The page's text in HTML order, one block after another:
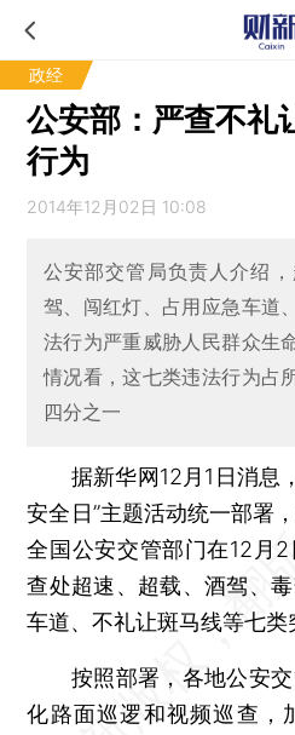
政经
公安部：严查不礼
行为
2014年12月02日 10:08
公安部交管局负责人介绍
驾、闯红灯、占用应急车道
法行为严重威胁人民群众生
情况看，这七类违法行为占
四分之一
据新华网12月1日消息
安全日”主题活动统一部署
全国公安交管部门在12月
查处超速、超载、酒驾、
车道、不礼让斑马线等七类
按照部署，各地公安交
化路面巡逻和视频巡查，